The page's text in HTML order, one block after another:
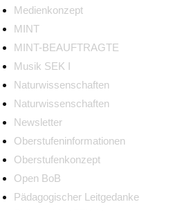
Medienkonzept
MINT
MINT-BEAUFTRAGTE
Musik SEK I
Naturwissenschaften
Naturwissenschaften
Newsletter
Oberstufeninformationen
Oberstufenkonzept
Open BoB
Pädagogischer Leitgedanke